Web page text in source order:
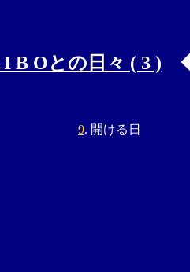
I B Oとの日々 ( 3 )
9. 開ける日